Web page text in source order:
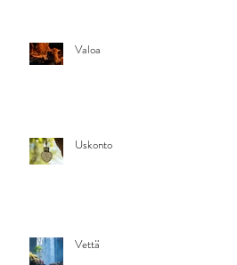
Valoa
Uskonto
Vettä